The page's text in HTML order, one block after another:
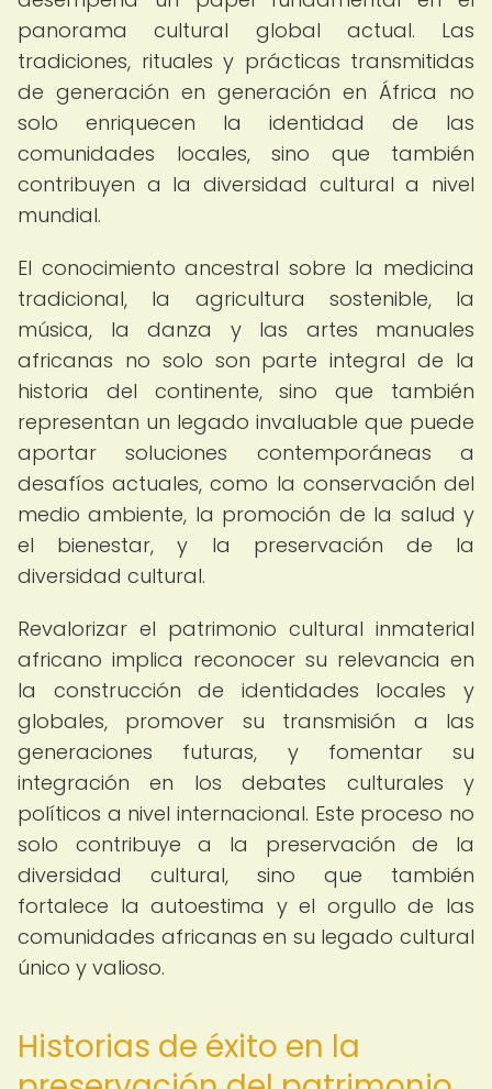
panorama cultural global actual. Las
tradiciones, rituales y prácticas transmitidas
de generación en generación en África no
solo enriquecen la identidad de las
comunidades locales, sino que también
contribuyen a la diversidad cultural a nivel
mundial.
El conocimiento ancestral sobre la medicina
tradicional, la agricultura sostenible, la
música, la danza y las artes manuales
africanas no solo son parte integral de la
historia del continente, sino que también
representan un legado invaluable que puede
aportar soluciones contemporáneas a
desafíos actuales, como la conservación del
medio ambiente, la promoción de la salud y
el bienestar, y la preservación de la
diversidad cultural.
Revalorizar el patrimonio cultural inmaterial
africano implica reconocer su relevancia en
la construcción de identidades locales y
globales, promover su transmisión a las
generaciones futuras, y fomentar su
integración en los debates culturales y
políticos a nivel internacional. Este proceso no
solo contribuye a la preservación de la
diversidad cultural, sino que también
fortalece la autoestima y el orgullo de las
comunidades africanas en su legado cultural
único y valioso.
Historias de éxito en la